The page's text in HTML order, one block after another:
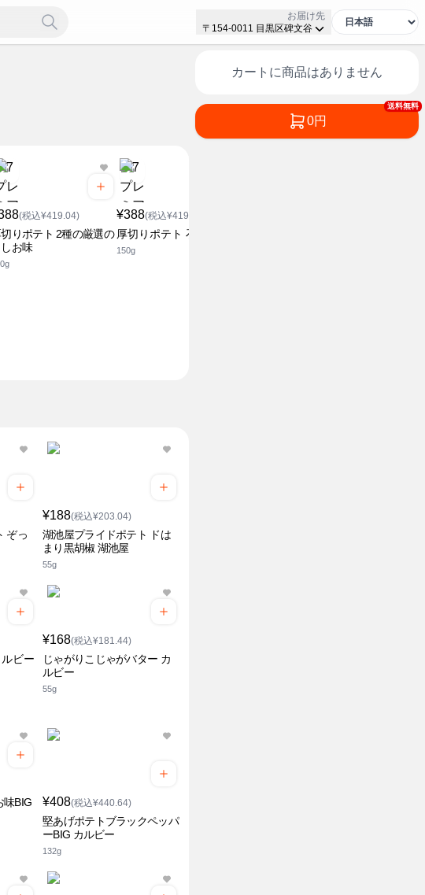
お届け先
〒154-0011 目黒区碑文谷
(税込¥419.04)
りポテト 2種の厳選の
しお味
¥388(税込¥419.04)
厚切りポテト 石垣の塩味
150g
ぞっ
¥188(税込¥203.04)
湖池屋プライドポテト ドは
まり黒胡椒 湖池屋
55g
ビー
¥168(税込¥181.44)
じゃがりこじゃがバター カ
ルビー
55g
味BIG
¥408(税込¥440.64)
堅あげポテトブラックペッパ
ーBIG カルビー
132g
カートに商品はありません
送料無料
0円